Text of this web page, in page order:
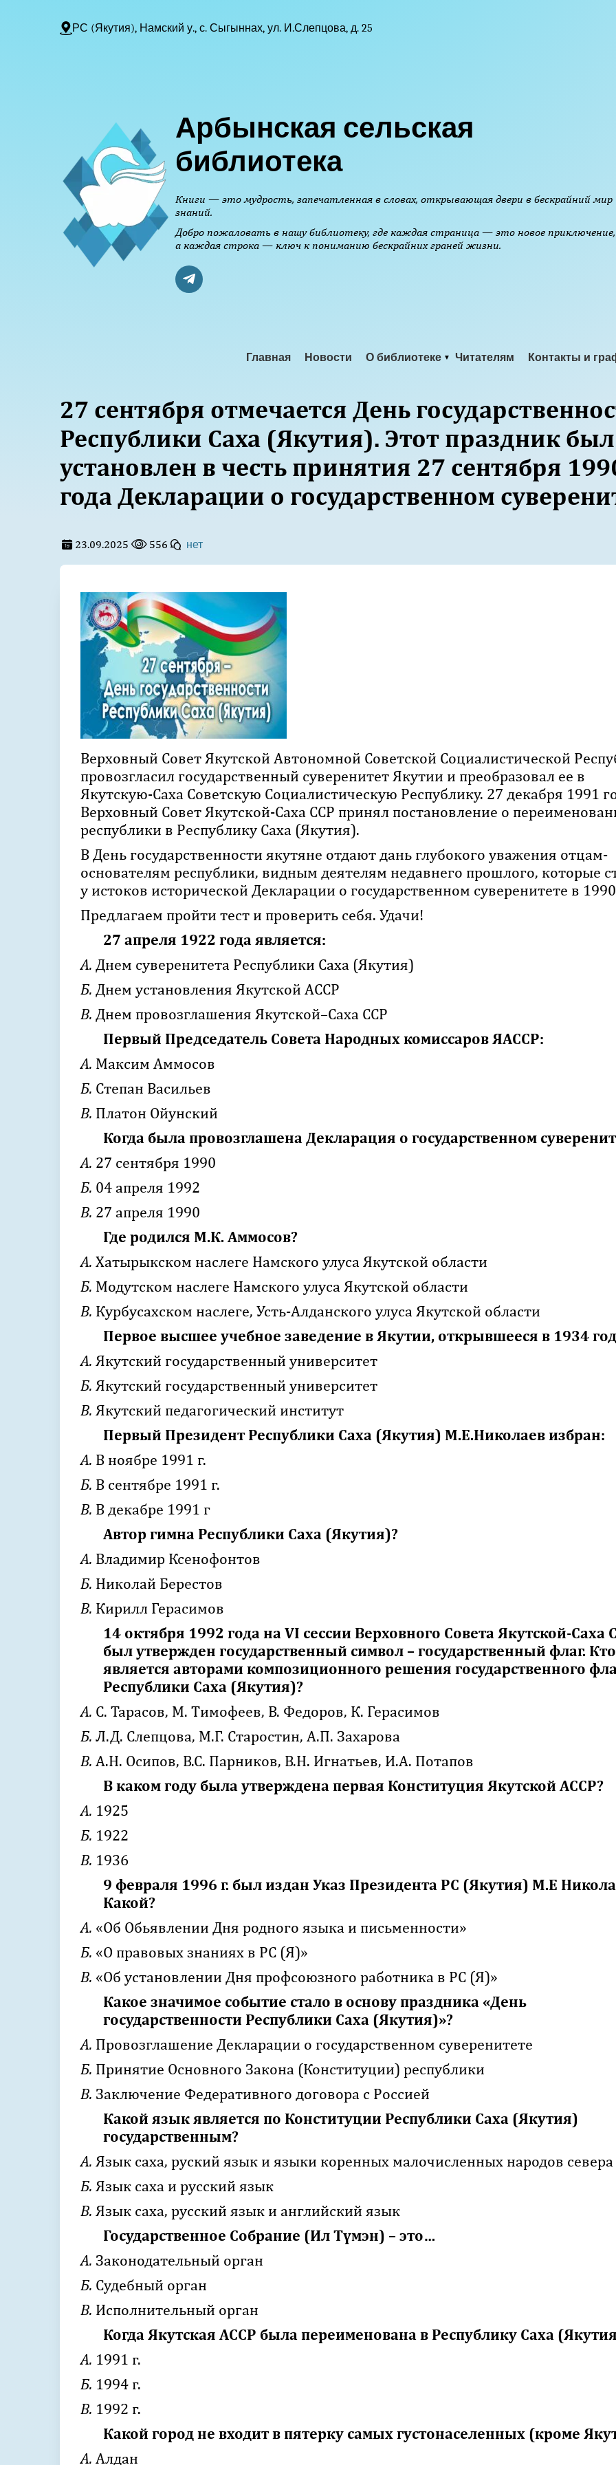
РС (Якутия), Намский у., с. Сыгыннах, ул. И.Слепцова, д. 25
Арбынская сельская
библиотека
Книги — это мудрость, запечатленная в словах, открывающая двери в бескрайний мир
знаний.
Добро пожаловать в нашу библиотеку, где каждая страница — это новое приключение,
а каждая строка — ключ к пониманию бескрайних граней жизни.
Главная Новости О библиотеке Читателям Контакты и
27 сентября отмечается День
Республики Саха (Якутия). Этот праздник был
установлен в честь принятия 27 сентября
года Декларации о государственном
23.09.2025 556 нет
Верховный Совет Якутской Автономной Советской Социалистической
провозгласил государственный суверенитет Якутии и преобразовал ее в
Якутскую-Саха Советскую Социалистическую Республику. 27 декабря 1991
Верховный Совет Якутской-Саха ССР принял постановление о
республики в Республику Саха (Якутия).
В День государственности якутяне отдают дань глубокого уважения отцам-
основателям республики, видным деятелям недавнего прошлого, которые
у истоков исторической Декларации о государственном суверенитете в 1990
Предлагаем пройти тест и проверить себя. Удачи!
27 апреля 1922 года является:
А. Днем суверенитета Республики Саха (Якутия)
Б. Днем установления Якутской АССР
В. Днем провозглашения Якутской–Саха ССР
Первый Председатель Совета Народных комиссаров ЯАССР:
А. Максим Аммосов
Б. Степан Васильев
В. Платон Ойунский
Когда была провозглашена Декларация о государственном
А. 27 сентября 1990
Б. 04 апреля 1992
В. 27 апреля 1990
Где родился М.К. Аммосов?
А. Хатырыкском наслеге Намского улуса Якутской области
Б. Модутском наслеге Намского улуса Якутской области
В. Курбусахском наслеге, Усть-Алданского улуса Якутской области
Первое высшее учебное заведение в Якутии, открывшееся в 1934
А. Якутский государственный университет
Б. Якутский государственный университет
В. Якутский педагогический институт
Первый Президент Республики Саха (Якутия) М.Е.Николаев избран:
А. В ноябре 1991 г.
Б. В сентябре 1991 г.
В. В декабре 1991 г
Автор гимна Республики Саха (Якутия)?
А. Владимир Ксенофонтов
Б. Николай Берестов
В. Кирилл Герасимов
14 октября 1992 года на VI сессии Верховного Совета Якутской-Саха
был утвержден государственный символ – государственный флаг. Кто
является авторами композиционного решения государственного
Республики Саха (Якутия)?
А. С. Тарасов, М. Тимофеев, В. Федоров, К. Герасимов
Б. Л.Д. Слепцова, М.Г. Старостин, А.П. Захарова
В. А.Н. Осипов, В.С. Парников, В.Н. Игнатьев, И.А. Потапов
В каком году была утверждена первая Конституция Якутской АССР?
А. 1925
Б. 1922
В. 1936
9 февраля 1996 г. был издан Указ Президента РС (Якутия) М.Е
Какой?
А. «Об Обьявлении Дня родного языка и письменности»
Б. «О правовых знаниях в РС (Я)»
В. «Об установлении Дня профсоюзного работника в РС (Я)»
Какое значимое событие стало в основу праздника «День
государственности Республики Саха (Якутия)»?
А. Провозглашение Декларации о государственном суверенитете
Б. Принятие Основного Закона (Конституции) республики
В. Заключение Федеративного договора с Россией
Какой язык является по Конституции Республики Саха (Якутия)
государственным?
А. Язык саха, руский язык и языки коренных малочисленных народов севера
Б. Язык саха и русский язык
В. Язык саха, русский язык и английский язык
Государственное Собрание (Ил Түмэн) – это…
А. Законодательный орган
Б. Судебный орган
В. Исполнительный орган
Когда Якутская АССР была переименована в Республику Саха
А. 1991 г.
Б. 1994 г.
В. 1992 г.
Какой город не входит в пятерку самых густонаселенных (кроме
А. Алдан